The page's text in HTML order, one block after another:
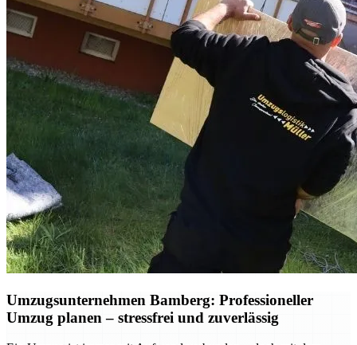
Umzugsunternehmen Bamberg: Professioneller
Umzug planen – stressfrei und zuverlässig